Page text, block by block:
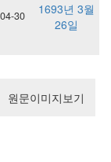
30
1693년 3월
26일
원문이미지보기